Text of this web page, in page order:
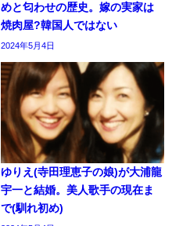
めと匂わせの歴史。嫁の実家は
焼肉屋?韓国人ではない
2024年5月4日
ゆりえ(寺田理恵子の娘)が大浦龍
宇一と結婚。美人歌手の現在ま
で(馴れ初め)